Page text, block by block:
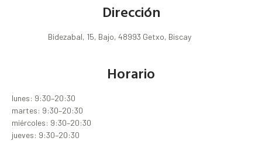
Dirección
Bidezabal, 15, Bajo, 48993 Getxo, Biscay
Horario
lunes: 9:30–20:30
martes: 9:30–20:30
miércoles: 9:30–20:30
jueves: 9:30–20:30